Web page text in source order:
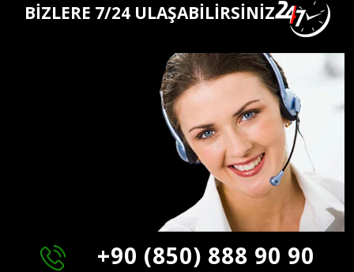
BİZLERE 7/24 ULAŞABİLİRSİNİZ
+90 (850) 888 90 90